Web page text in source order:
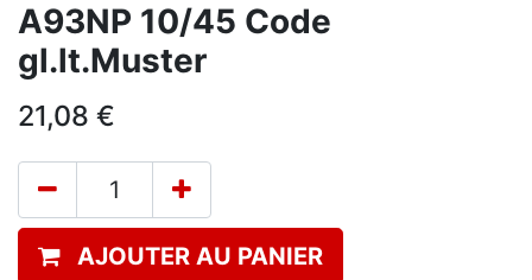
A93NP 10/45 Code
gl.lt.Muster
21,08 €
AJOUTER AU PANIER